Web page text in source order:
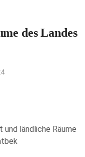
des Landes
und ländliche Räume